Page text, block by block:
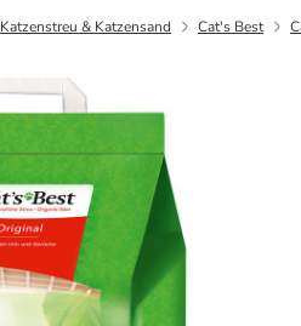
Katzenstreu & Katzensand Cat's Best